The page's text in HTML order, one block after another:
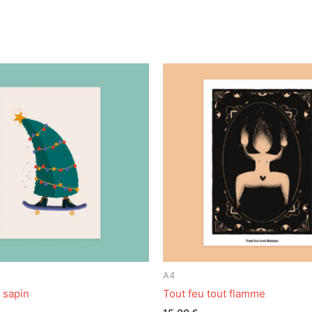
sapin
A4
Tout feu tout flamme